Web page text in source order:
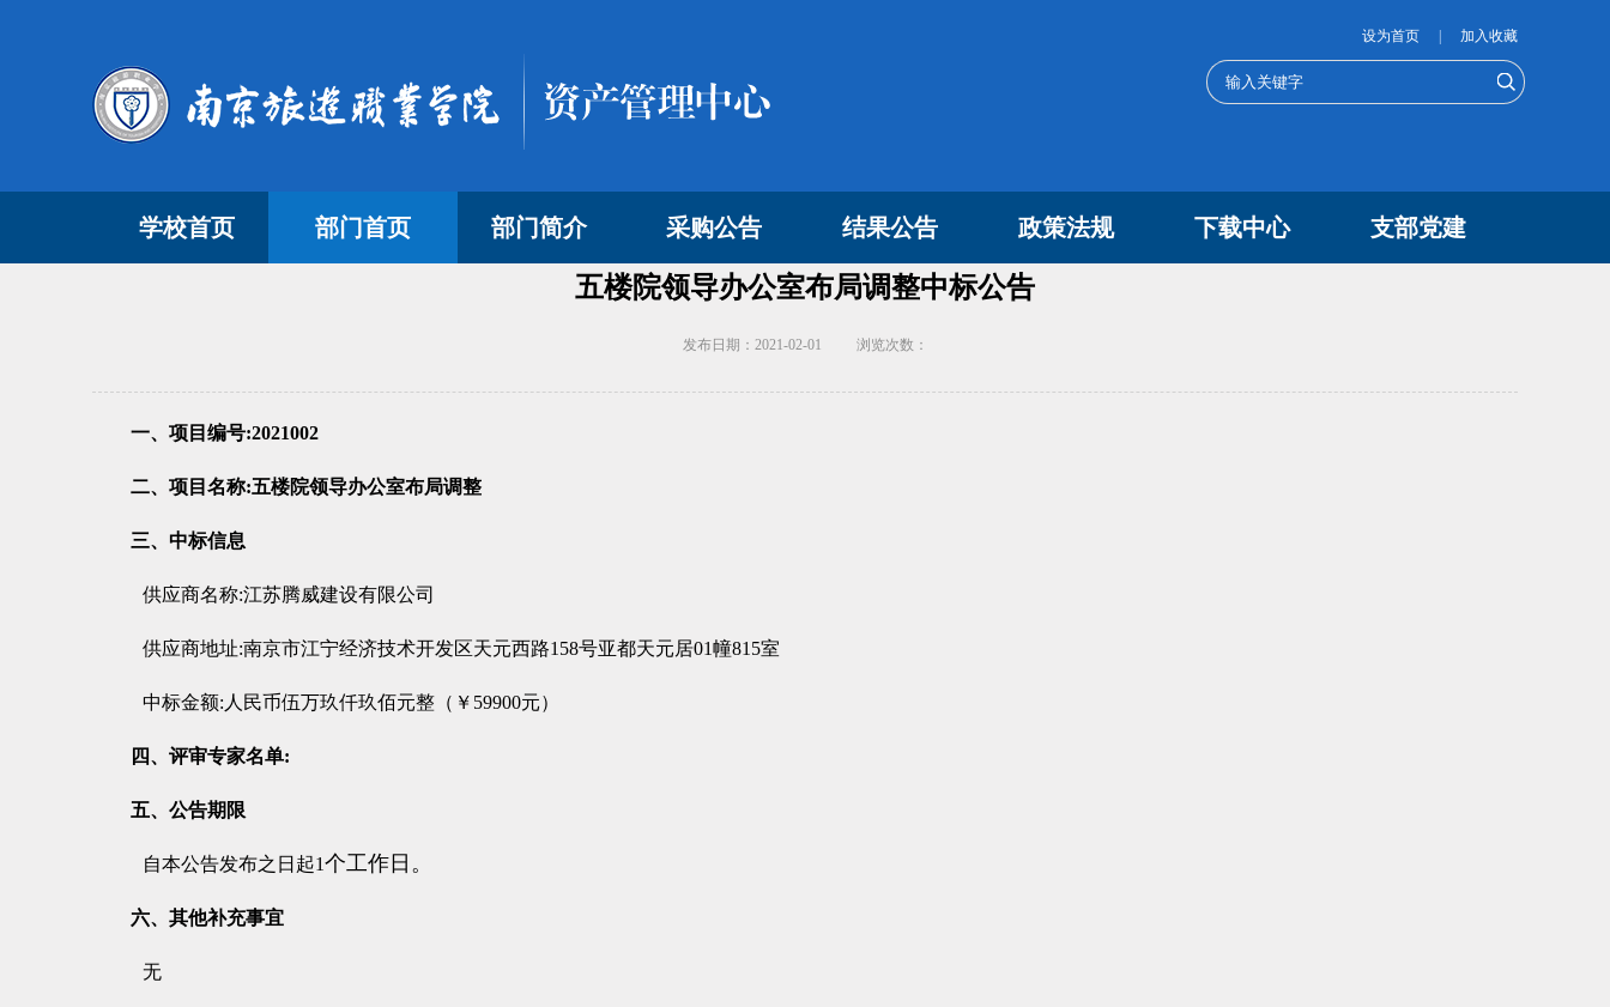
设为首页 加入收藏
学校首页 部门首页 部门简介 采购公告 结果公告 政策法规 下载中心 支部党建
五楼院领导办公室布局调整中标公告
发布日期：2021-02-01 浏览次数：
一、项目编号:2021002
二、项目名称:五楼院领导办公室布局调整
三、中标信息
供应商名称:江苏腾威建设有限公司
供应商地址:南京市江宁经济技术开发区天元西路158号亚都天元居01幢815室
中标金额:人民币伍万玖仟玖佰元整（￥ 59900元）
四、评审专家名单:
五、公告期限
自本公告发布之日起1个工作日。
六、其他补充事宜
无